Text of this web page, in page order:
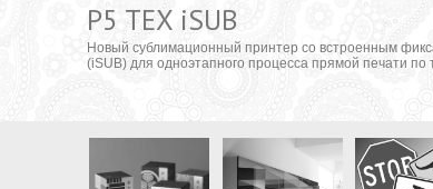
P5 TEX iSUB
Новый сублимационный принтер со встроенным
(iSUB) для одноэтапного процесса прямой печати по